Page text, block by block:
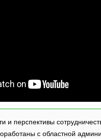
и перспективы
с областной